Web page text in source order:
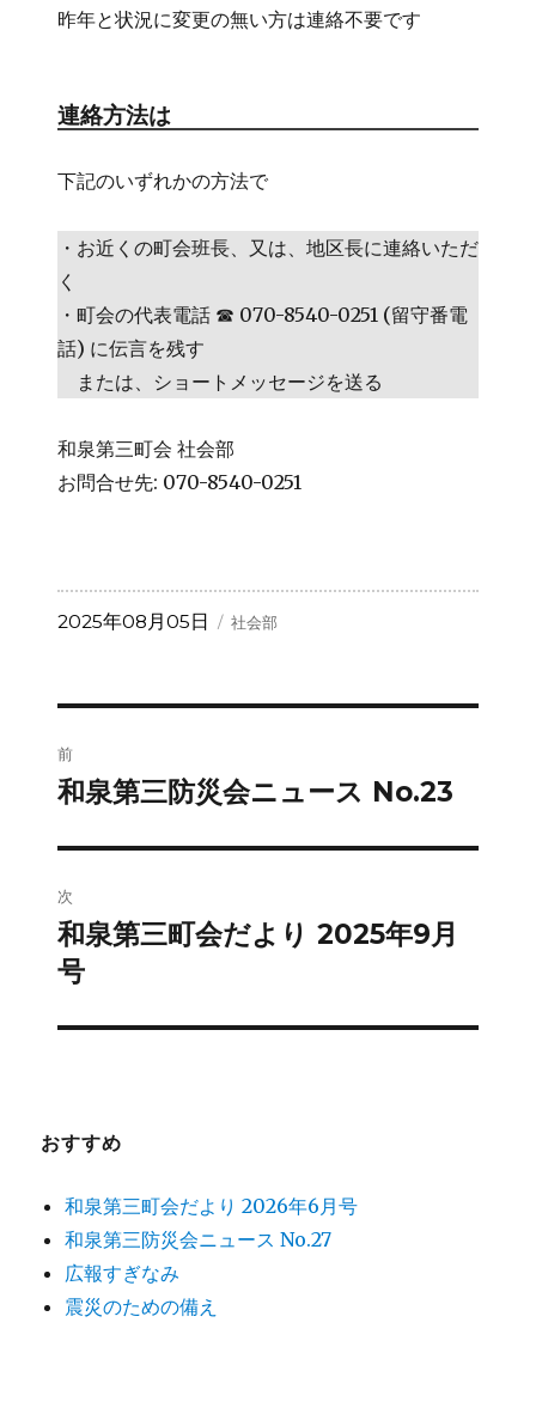
昨年と状況に変更の無い方は連絡不要です
連絡方法は
下記のいずれかの方法で
・お近くの町会班長、又は、地区長に連絡いただ
く
・町会の代表電話 ☎ 070-8540-0251 (留守番電
話) に伝言を残す
または、ショートメッセージを送る
和泉第三町会 社会部
お問合せ先: 070-8540-0251
投
2025年08月05日
カ
社会部
稿
ビ
ゲ
ー
シ
ン
前
前
投
稿:
和泉第三防災会ニュース No.23
次
次
の
稿:
和泉第三町会だより 2025年9月
号
おすすめ
和泉第三町会だより 2026年6月号
和泉第三防災会ニュース No.27
広報すぎなみ
震災のための備え